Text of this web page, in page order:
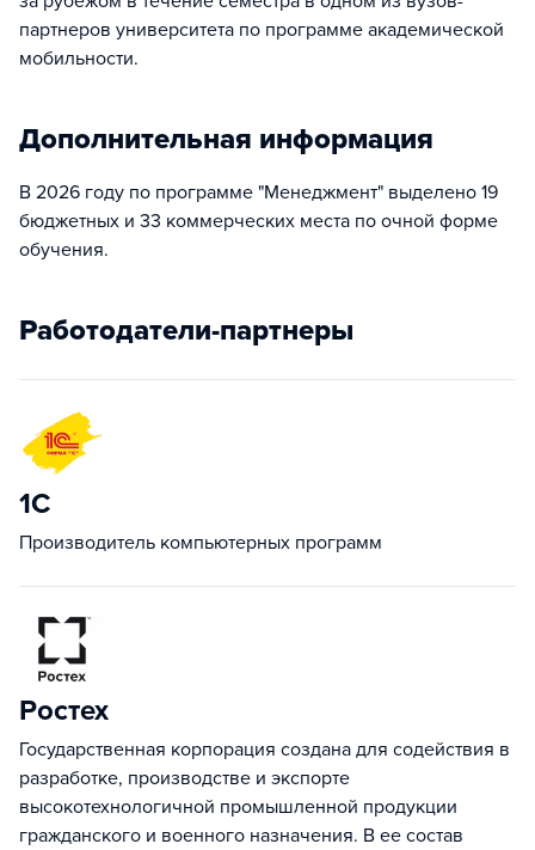
партнеров университета по программе академической
мобильности.​
Дополнительная информация
В 2026 году по программе "Менеджмент" выделено 19
бюджетных и 33 коммерческих места по очной форме
обучения.
Работодатели-партнеры
1С
Производитель компьютерных программ
Ростех
Государственная корпорация создана для содействия в
разработке, производстве и экспорте
высокотехнологичной промышленной продукции
гражданского и военного назначения. В ее состав